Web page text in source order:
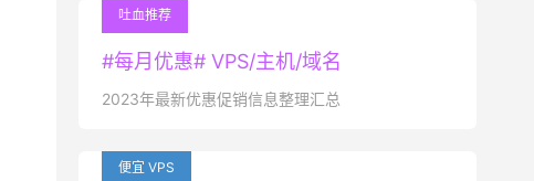
吐血推荐
#每月优惠# VPS/主机/域名
2023年最新优惠促销信息整理汇总
便宜 VPS